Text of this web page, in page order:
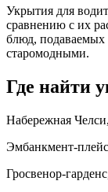
Укрытия для
сравнению с их
блюд,
старомодными.
Где найти
Набережная
Эмбанкмент-
Гросвенор-